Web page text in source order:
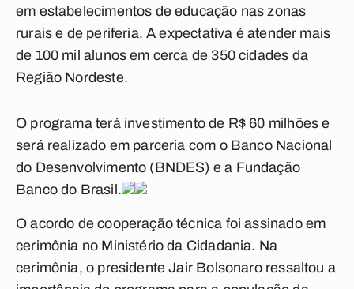
em estabelecimentos de educação nas zonas
rurais e de periferia. A expectativa é atender mais
de 100 mil alunos em cerca de 350 cidades da
Região Nordeste.
O programa terá investimento de R$ 60 milhões e
será realizado em parceria com o Banco Nacional
do Desenvolvimento (BNDES) e a Fundação
Banco do Brasil.
O acordo de cooperação técnica foi assinado em
cerimônia no Ministério da Cidadania. Na
cerimônia, o presidente Jair Bolsonaro ressaltou a